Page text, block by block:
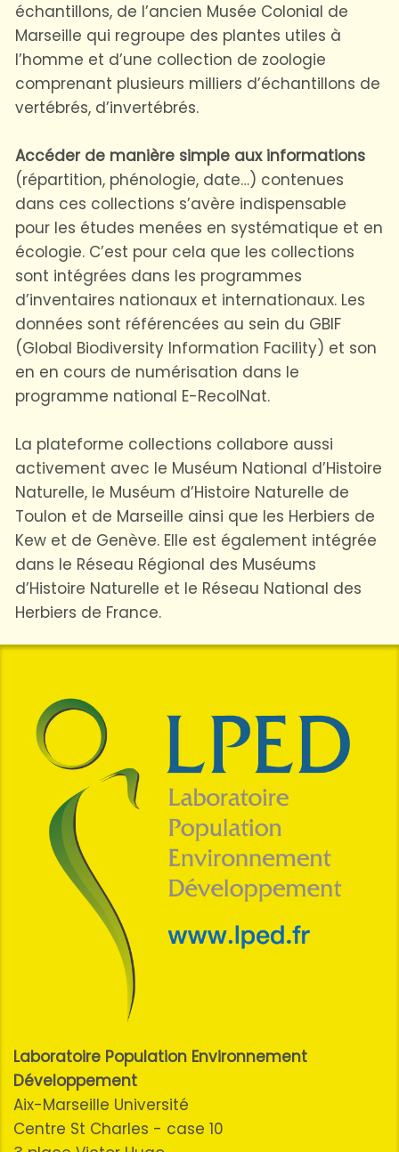
échantillons, de l’ancien Musée Colonial de
Marseille qui regroupe des plantes utiles à
l’homme et d’une collection de zoologie
comprenant plusieurs milliers d’échantillons de
vertébrés, d’invertébrés.
Accéder de manière simple aux informations
(répartition, phénologie, date…) contenues
dans ces collections s’avère indispensable
pour les études menées en systématique et en
écologie. C’est pour cela que les collections
sont intégrées dans les programmes
d’inventaires nationaux et internationaux. Les
données sont référencées au sein du GBIF
(Global Biodiversity Information Facility) et son
en en cours de numérisation dans le
programme national E-RecolNat.
La plateforme collections collabore aussi
activement avec le Muséum National d’Histoire
Naturelle, le Muséum d’Histoire Naturelle de
Toulon et de Marseille ainsi que les Herbiers de
Kew et de Genève. Elle est également intégrée
dans le Réseau Régional des Muséums
d’Histoire Naturelle et le Réseau National des
Herbiers de France.
Laboratoire Population Environnement
Développement
Aix-Marseille Université
Centre St Charles - case 10